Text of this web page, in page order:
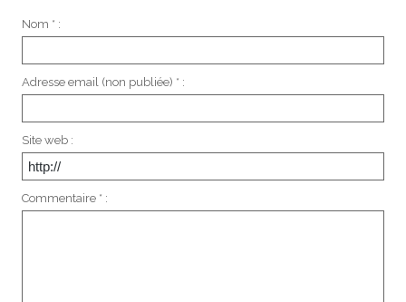
Nom * :
Adresse email (non publiée) * :
Site web :
Commentaire * :